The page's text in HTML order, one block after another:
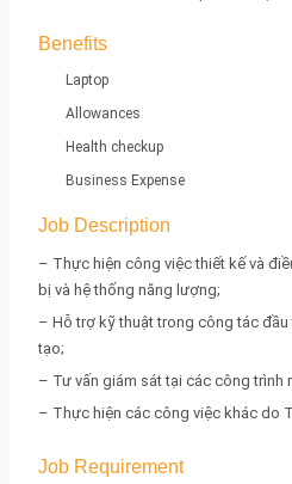
Benefits
Laptop
Allowances
Health checkup
Business Expense
Job Description
– Thực hiện công việc thiết kế và
bị và hệ thống năng lượng;
– Hỗ trợ kỹ thuật trong công tác
tạo;
– Tư vấn giám sát tại các công trình
– Thực hiện các công việc khác do
Job Requirement